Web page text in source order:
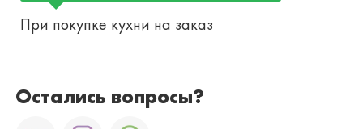
При покупке кухни на заказ
Остались вопросы?